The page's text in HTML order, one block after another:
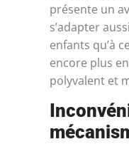
présente un
s’adapter
enfants qu’à
encore plus
polyvalent et